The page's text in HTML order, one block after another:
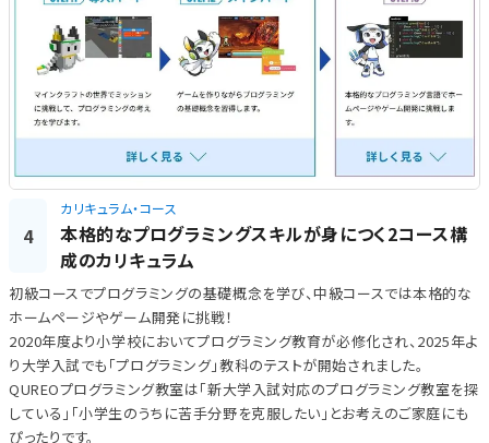
4
カリキュラム・コース
本格的なプログラミングスキルが身につく2コース構
成のカリキュラム
初級コースでプログラミングの基礎概念を学び、中級コースでは本格的な
ホームページやゲーム開発に挑戦！
2020年度より小学校においてプログラミング教育が必修化され、2025年よ
り大学入試でも「プログラミング」教科のテストが開始されました。
QUREOプログラミング教室は「新大学入試対応のプログラミング教室を探
している」「小学生のうちに苦手分野を克服したい」とお考えのご家庭にも
ぴったりです。